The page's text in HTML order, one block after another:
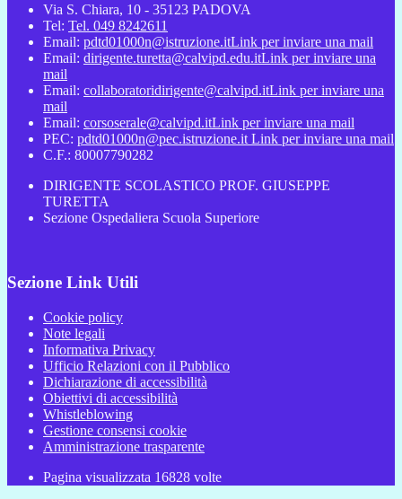
Via S. Chiara, 10 - 35123 PADOVA
Tel: Tel. 049 8242611
Email: pdtd01000n@istruzione.itLink per inviare una mail
Email: dirigente.turetta@calvipd.edu.itLink per inviare una
mail
Email: collaboratoridirigente@calvipd.itLink per inviare una
mail
Email: corsoserale@calvipd.itLink per inviare una mail
PEC: pdtd01000n@pec.istruzione.it Link per inviare una mail
C.F.: 80007790282
DIRIGENTE SCOLASTICO PROF. GIUSEPPE
TURETTA
Sezione Ospedaliera Scuola Superiore
Sezione Link Utili
Cookie policy
Note legali
Informativa Privacy
Ufficio Relazioni con il Pubblico
Dichiarazione di accessibilità
Obiettivi di accessibilità
Whistleblowing
Gestione consensi cookie
Amministrazione trasparente
Pagina visualizzata 16828 volte